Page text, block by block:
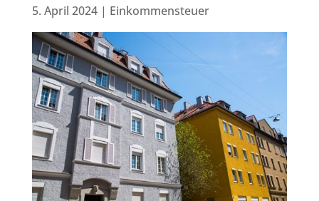
5. April 2024| Einkommensteuer